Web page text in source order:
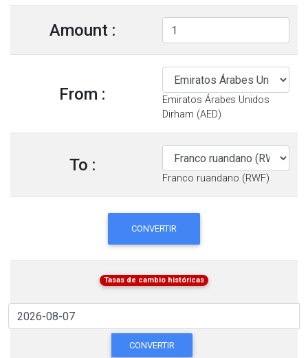
Amount :
From :
Emiratos Árabes Unidos
Dirham (AED)
To :
Franco ruandano (RWF)
CONVERTIR
Tasas de cambio históricas
CONVERTIR